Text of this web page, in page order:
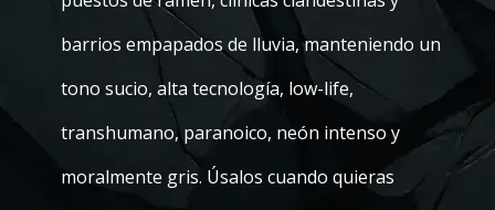
barrios empapados de lluvia, manteniendo un
tono sucio, alta tecnología, low-life,
transhumano, paranoico, neón intenso y
moralmente gris. Úsalos cuando quieras